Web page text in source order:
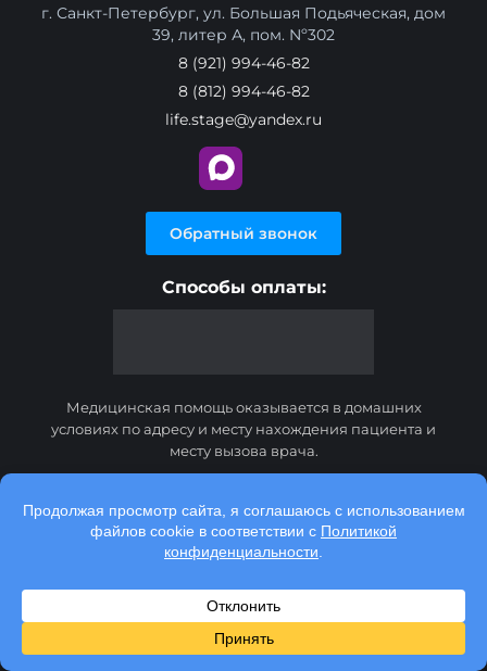
г. Санкт-Петербург, ул. Большая Подьяческая, дом
39, литер А, пом. Nº302
8 (921) 994-46-82
8 (812) 994-46-82
life.stage@yandex.ru
Обратный звонок
Способы оплаты:
Медицинская помощь оказывается в домашних
условиях по адресу и месту нахождения пациента и
месту вызова врача.
мессенджерам и в соц. сетях, носят исключительно
информационный характер и не являются
медицинскими услугами.
лечащего врача. Мы используем cookies для
безопасности и конфиденциальности.